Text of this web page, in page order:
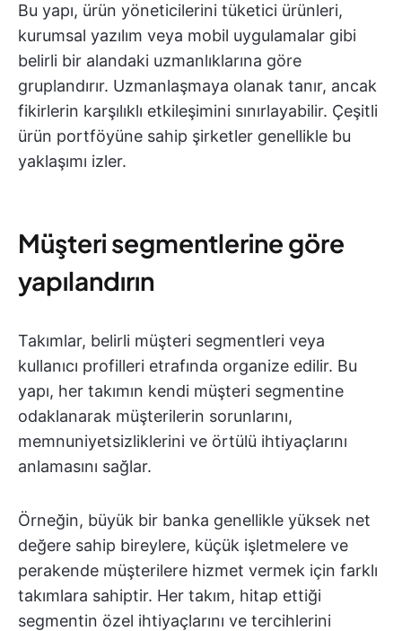
Bu yapı, ürün yöneticilerini tüketici ürünleri,
kurumsal yazılım veya mobil uygulamalar gibi
belirli bir alandaki uzmanlıklarına göre
gruplandırır. Uzmanlaşmaya olanak tanır, ancak
fikirlerin karşılıklı etkileşimini sınırlayabilir. Çeşitli
ürün portföyüne sahip şirketler genellikle bu
yaklaşımı izler.
Müşteri segmentlerine göre
yapılandırın
Takımlar, belirli müşteri segmentleri veya
kullanıcı profilleri etrafında organize edilir. Bu
yapı, her takımın kendi müşteri segmentine
odaklanarak müşterilerin sorunlarını,
memnuniyetsizliklerini ve örtülü ihtiyaçlarını
anlamasını sağlar.
Örneğin, büyük bir banka genellikle yüksek net
değere sahip bireylere, küçük işletmelere ve
perakende müşterilere hizmet vermek için farklı
takımlara sahiptir. Her takım, hitap ettiği
segmentin özel ihtiyaçlarını ve tercihlerini